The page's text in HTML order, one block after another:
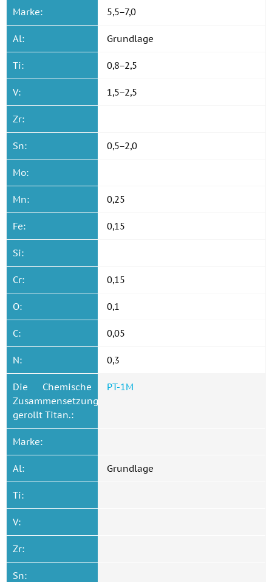
Marke: 5,5−7,0
Al: Grundlage
Ti: 0,8−2,5
V: 1,5−2,5
Zr:
Sn: 0,5−2,0
Mo:
Mn: 0,25
Fe: 0,15
Si:
Cr: 0,15
O: 0,1
C: 0,05
N: 0,3
Die Chemische
Zusammensetzung
gerollt Titan.:
PT-1M
Marke:
Al: Grundlage
Ti:
V:
Zr:
Sn: